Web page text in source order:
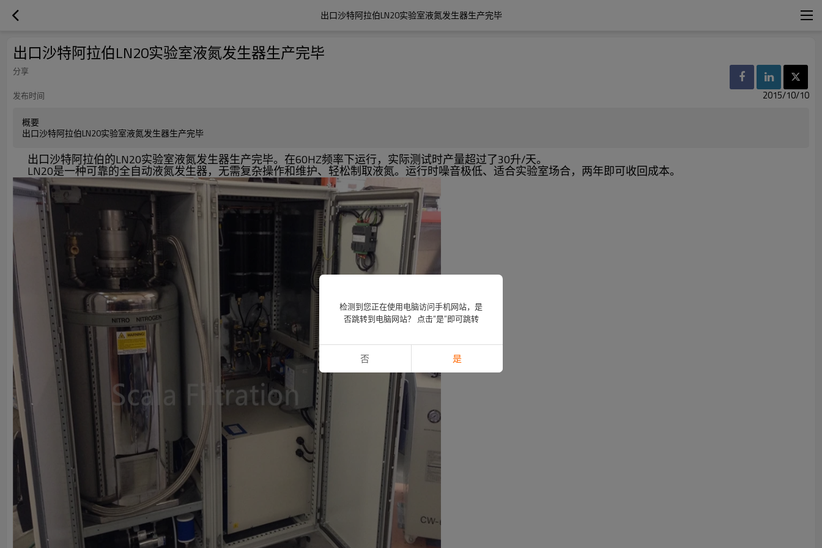
出口沙特阿拉伯LN20实验室液氮发生器生产完毕
出口沙特阿拉伯LN20实验室液氮发生器生产完毕
分享
发布时间
2015/10/10
概要
出口沙特阿拉伯LN20实验室液氮发生器生产完毕
出口沙特阿拉伯的LN20实验室液氮发生器生产完毕。在60HZ频率下运行，实际测试时产量超过了30升/天。
LN20是一种可靠的全自动液氮发生器，无需复杂操作和维护、轻松制取液氮。运行时噪音极低、适合实验室场合，两年即可收回成本。
检测到您正在使用电脑访问手机网站，是
否跳转到电脑网站？ 点击“是”即可跳转
否 是